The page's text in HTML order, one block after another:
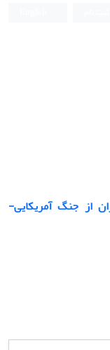
از جنگ آمریکایی-